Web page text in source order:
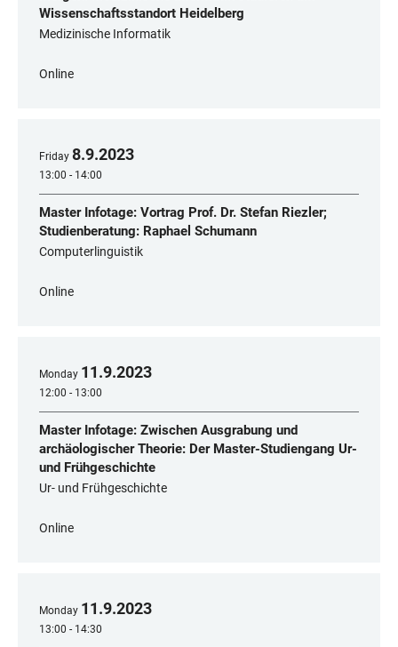
Wissenschaftsstandort Heidelberg
Medizinische Informatik
Online
Friday 8.9.2023
13:00 - 14:00
Master Infotage: Vortrag Prof. Dr. Stefan Riezler;
Studienberatung: Raphael Schumann
Computerlinguistik
Online
Monday 11.9.2023
12:00 - 13:00
Master Infotage: Zwischen Ausgrabung und
archäologischer Theorie: Der Master-Studiengang Ur-
und Frühgeschichte
Ur- und Frühgeschichte
Online
Monday 11.9.2023
13:00 - 14:30